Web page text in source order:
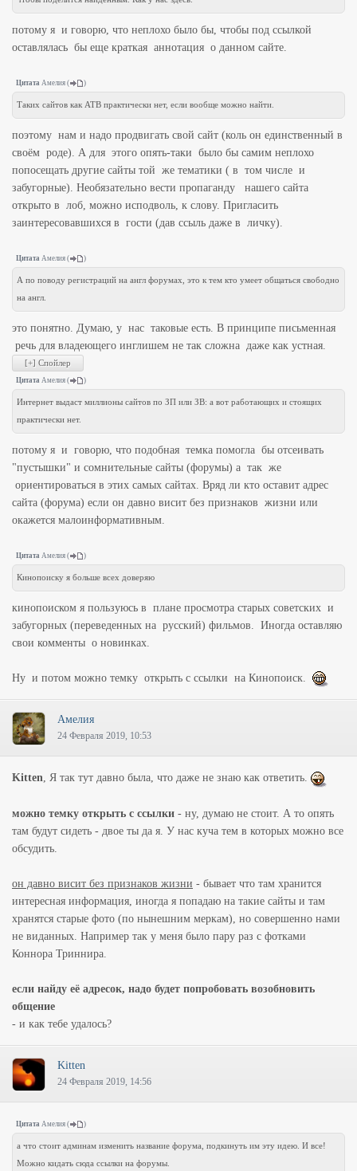
потому я и говорю, что неплохо было бы, чтобы под ссылкой
оставлялась бы еще краткая аннотация о данном сайте.
Цитата Амелия ( )
Таких сайтов как АТВ практически нет, если вообще можно найти.
поэтому нам и надо продвигать свой сайт (коль он единственный в
своём роде). А для этого опять-таки было бы самим неплохо
попосещать другие сайты той же тематики ( в том числе и
забугорные). Необязательно вести пропаганду нашего сайта
открыто в лоб, можно исподволь, к слову. Пригласить
заинтересовавшихся в гости (дав ссыль даже в личку).
Цитата Амелия ( )
А по поводу регистраций на англ форумах, это к тем кто умеет общаться свободно
на англ.
это понятно. Думаю, у нас таковые есть. В принципе письменная
речь для владеющего инглишем не так сложна даже как устная.
Цитата Амелия ( )
Интернет выдаст миллионы сайтов по ЗП или ЗВ: а вот работающих и стоящих
практически нет.
потому я и говорю, что подобная темка помогла бы отсеивать
"пустышки" и сомнительные сайты (форумы) а так же
ориентироваться в этих самых сайтах. Вряд ли кто оставит адрес
сайта (форума) если он давно висит без признаков жизни или
окажется малоинформативным.
Цитата Амелия ( )
Кинопоиску я больше всех доверяю
кинопоиском я пользуюсь в плане просмотра старых советских и
забугорных (переведенных на русский) фильмов. Иногда оставляю
свои комменты о новинках.
Ну и потом можно темку открыть с ссылки на Кинопоиск.
Амелия
24 Февраля 2019, 10:53
Kitten, Я так тут давно была, что даже не знаю как ответить.
можно темку открыть с ссылки - ну, думаю не стоит. А то опять
там будут сидеть - двое ты да я. У нас куча тем в которых можно все
обсудить.
он давно висит без признаков жизни - бывает что там хранится
интересная информация, иногда я попадаю на такие сайты и там
хранятся старые фото (по нынешним меркам), но совершенно нами
не виданных. Например так у меня было пару раз с фотками
Коннора Триннира.
если найду её адресок, надо будет попробовать возобновить
общение
- и как тебе удалось?
Kitten
24 Февраля 2019, 14:56
Цитата Амелия ( )
а что стоит админам изменить название форума, подкинуть им эту идею. И все!
Можно кидать сюда ссылки на форумы.